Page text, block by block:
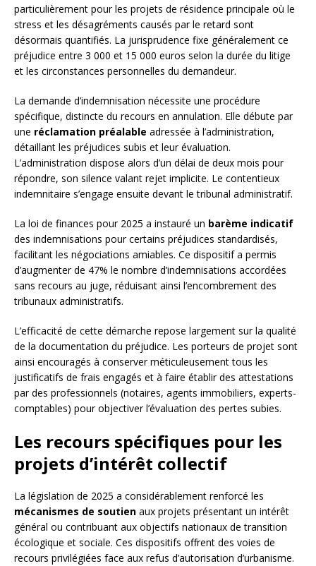
particulièrement pour les projets de résidence principale où le
stress et les désagréments causés par le retard sont
désormais quantifiés. La jurisprudence fixe généralement ce
préjudice entre 3 000 et 15 000 euros selon la durée du litige
et les circonstances personnelles du demandeur.
La demande d’indemnisation nécessite une procédure
spécifique, distincte du recours en annulation. Elle débute par
une réclamation préalable adressée à l’administration,
détaillant les préjudices subis et leur évaluation.
L’administration dispose alors d’un délai de deux mois pour
répondre, son silence valant rejet implicite. Le contentieux
indemnitaire s’engage ensuite devant le tribunal administratif.
La loi de finances pour 2025 a instauré un barème indicatif
des indemnisations pour certains préjudices standardisés,
facilitant les négociations amiables. Ce dispositif a permis
d’augmenter de 47% le nombre d’indemnisations accordées
sans recours au juge, réduisant ainsi l’encombrement des
tribunaux administratifs.
L’efficacité de cette démarche repose largement sur la qualité
de la documentation du préjudice. Les porteurs de projet sont
ainsi encouragés à conserver méticuleusement tous les
justificatifs de frais engagés et à faire établir des attestations
par des professionnels (notaires, agents immobiliers, experts-
comptables) pour objectiver l’évaluation des pertes subies.
Les recours spécifiques pour les
projets d’intérêt collectif
La législation de 2025 a considérablement renforcé les
mécanismes de soutien aux projets présentant un intérêt
général ou contribuant aux objectifs nationaux de transition
écologique et sociale. Ces dispositifs offrent des voies de
recours privilégiées face aux refus d’autorisation d’urbanisme.